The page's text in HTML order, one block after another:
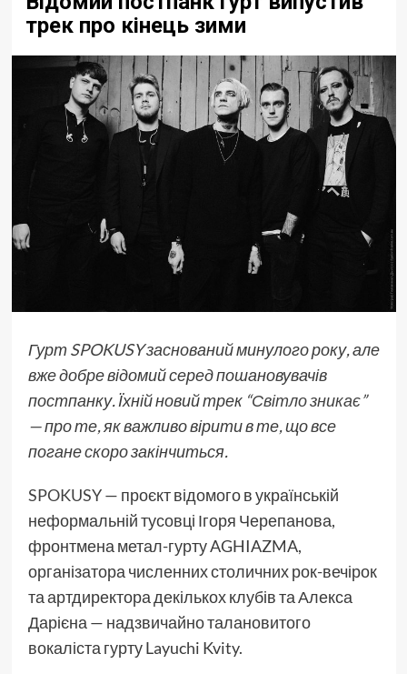
трек про кінець зими
ГуртSPOKUSYзаснований минулого року, але
вже добре відомий серед пошановувачів
постпанку. Їхній новий трек “Світло зникає”
— про те, як важливо вірити в те, що все
погане скоро закінчиться.
SPOKUSY— проєкт відомого в українській
неформальній тусовці Ігоря Черепанова,
фронтмена метал-гурту AGHIAZMA,
організатора численних столичних рок-вечірок
та артдиректора декількох клубів та Алекса
Дарієна — надзвичайно талановитого
вокаліста гурту Layuchi Kvity.